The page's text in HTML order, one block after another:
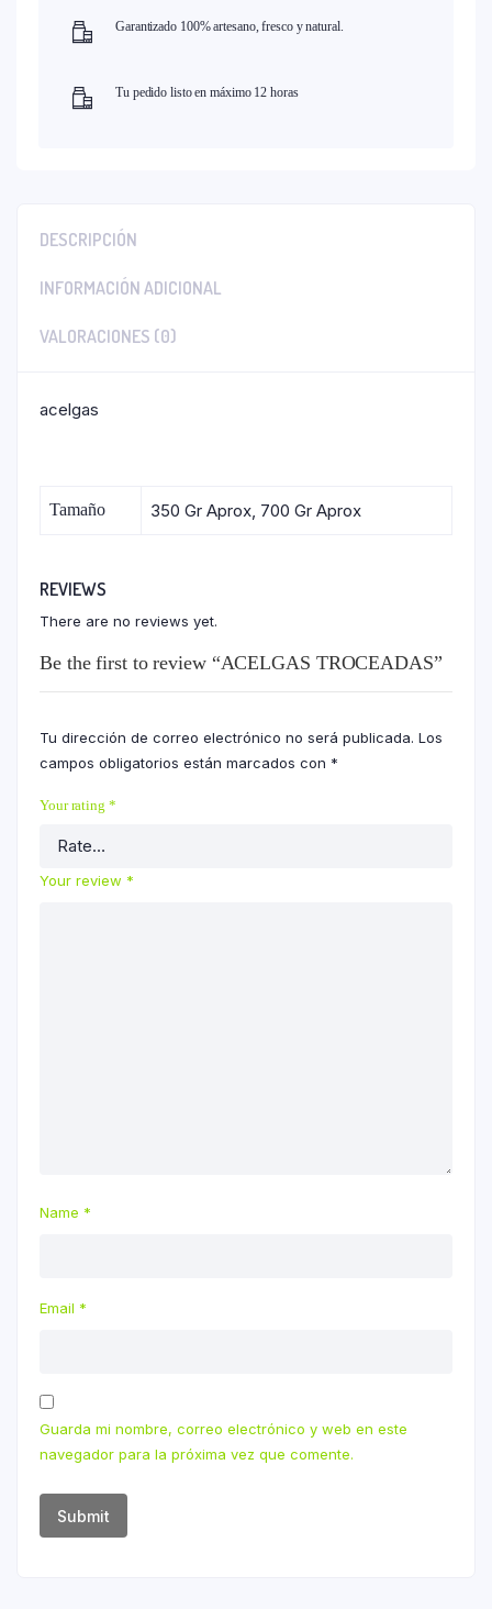
Garantizado 100% artesano, fresco y natural.
Tu pedido listo en máximo 12 horas
DESCRIPCIÓN
INFORMACIÓN ADICIONAL
VALORACIONES (0)
acelgas
Tamaño 350 Gr Aprox, 700 Gr Aprox
REVIEWS
There are no reviews yet.
Be the first to review “ACELGAS TROCEADAS”
Tu dirección de correo electrónico no será publicada. Los
campos obligatorios están marcados con *
Your rating *
Your review *
Name *
Email *
Guarda mi nombre, correo electrónico y web en este
navegador para la próxima vez que comente.